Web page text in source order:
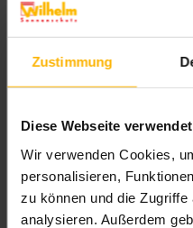
Zustimmung
Diese Webseite
Wir verwenden Cookies,
personalisieren,
zu können und die
analysieren. Außerdem
Ausstattungsextras
Markisen
Weitere
Das könnte Sie